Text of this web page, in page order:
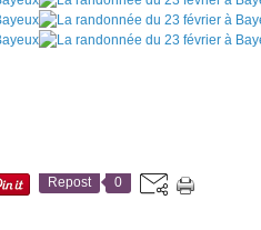
Repost 0